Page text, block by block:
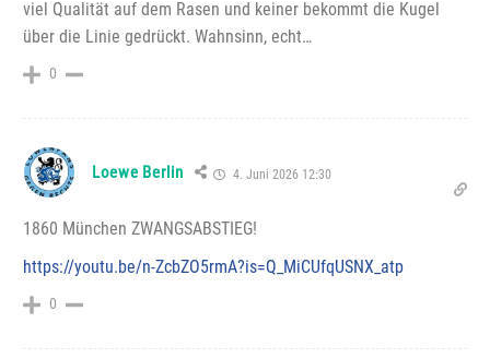
viel Qualität auf dem Rasen und keiner bekommt die Kugel
über die Linie gedrückt. Wahnsinn, echt…
0
Loewe Berlin 4. Juni 2026 12:30
1860 München ZWANGSABSTIEG!
https://youtu.be/n-ZcbZO5rmA?is=Q_MiCUfqUSNX_atp
0